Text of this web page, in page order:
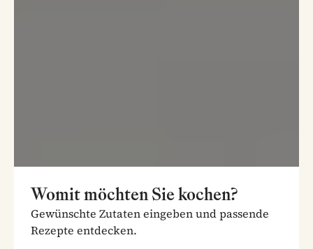
Womit möchten Sie kochen?
Gewünschte Zutaten eingeben und passende
Rezepte entdecken.